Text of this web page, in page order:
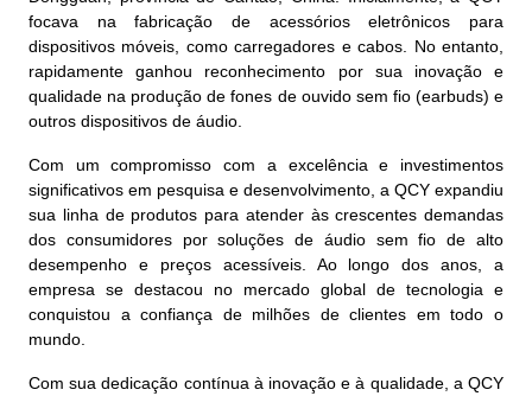
focava na fabricação de acessórios eletrônicos para
dispositivos móveis, como carregadores e cabos. No entanto,
rapidamente ganhou reconhecimento por sua inovação e
qualidade na produção de fones de ouvido sem fio (earbuds) e
outros dispositivos de áudio.
Com um compromisso com a excelência e investimentos
significativos em pesquisa e desenvolvimento, a QCY expandiu
sua linha de produtos para atender às crescentes demandas
dos consumidores por soluções de áudio sem fio de alto
desempenho e preços acessíveis. Ao longo dos anos, a
empresa se destacou no mercado global de tecnologia e
conquistou a confiança de milhões de clientes em todo o
mundo.
Com sua dedicação contínua à inovação e à qualidade, a QCY